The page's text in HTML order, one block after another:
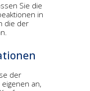
Sie die
in
die der
der
an,